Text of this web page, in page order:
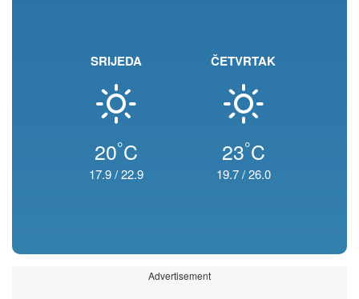
SRIJEDA
20°C
17.9/22.9
ČETVRTAK
23°C
19.7/26.0
Advertisement